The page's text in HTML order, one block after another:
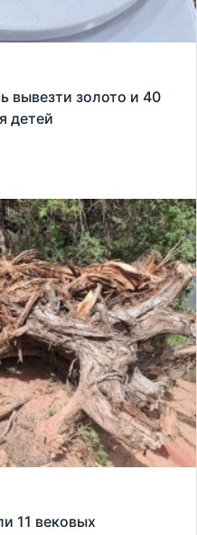
вывезти золото и 40
детей
11 вековых